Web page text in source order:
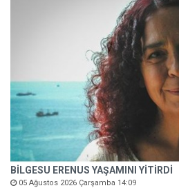
BİLGESU ERENUS YAŞAMINI YİTİRDİ
05 Ağustos 2026 Çarşamba 14:09